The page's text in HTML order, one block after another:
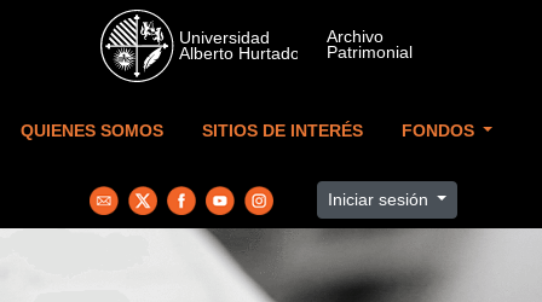
Skip to main content
QUIENES SOMOS SITIOS DE INTERÉS FONDOS
Iniciar sesión